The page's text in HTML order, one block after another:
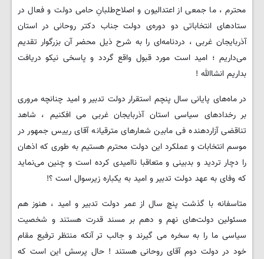
محترم ، ما جمعی از اعتدالیون و اصلاح‌طلبانِ حامی دولت و فعال در
ستادهای انتخاباتی دو دوره‌ی دولت جناب دکتر روحانی در استان
آذربایجان غربی ، دردنامه‌ای را به شرح ذیل محضر آن بزرگوار تقدیم
می‌داریم ؛ امید است مورد قبول واقع گردد و پاسخی نیکو دریافت
بداریم انشاالله !
در ماه‌های پایانی سال پنچم استقرار دولت تدبیر و امید چنانچه مروری
بر رخدادهای سیاسی استان آذربایجان غربی می افکنیم ، شاهد
تناقضی آزاردهنده فی مابین شعارهای مترقیانه آقای رییس جمهور در
موسم انتخابات و عملکرد این دولت محترم هستیم به طوری که اذهان
را دچار تردید و بدبینی و متعاقبا ناامیدی کرده است و چنین می‌نماید
که وفای به عهد دولت تدبیر و امید به یکباره زیرسوال است ؟!
متاسفانه با گذشت پنچ سال از عمر دولت تدبیر و امید ، هنوز هم
مسئولین دولت‌های نهم و دهم بر مسند قدرت هستند و شخصیت
سیاسی ما را به سخره می گیرند و جالب تر آنکه منتظر ترفیع مقام
خود در دولت دوم آقای روحانی هستند ! حال پرسش این است که